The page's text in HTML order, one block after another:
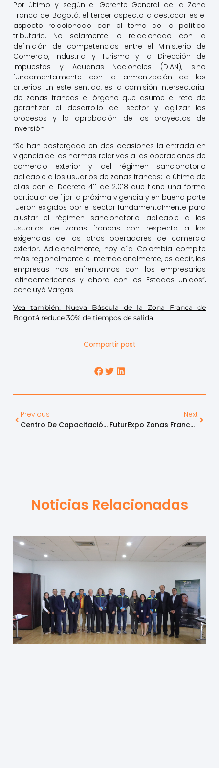
Por último y según el Gerente General de la Zona
Franca de Bogotá, el tercer aspecto a destacar es el
aspecto relacionado con el tema de la política
tributaria. No solamente lo relacionado con la
definición de competencias entre el Ministerio de
Comercio, Industria y Turismo y la Dirección de
Impuestos y Aduanas Nacionales (DIAN), sino
fundamentalmente con la armonización de los
criterios. En este sentido, es la comisión intersectorial
de zonas francas el órgano que asume el reto de
garantizar el desarrollo del sector y agilizar los
procesos y la aprobación de los proyectos de
inversión.
“Se han postergado en dos ocasiones la entrada en
vigencia de las normas relativas a las operaciones de
comercio exterior y del régimen sancionatorio
aplicable a los usuarios de zonas francas; la última de
ellas con el Decreto 411 de 2.018 que tiene una forma
particular de fijar la próxima vigencia y en buena parte
fueron exigidos por el sector fundamentalmente para
ajustar el régimen sancionatorio aplicable a los
usuarios de zonas francas con respecto a las
exigencias de los otros operadores de comercio
exterior. Adicionalmente, hoy día Colombia compite
más regionalmente e internacionalmente, es decir, las
empresas nos enfrentamos con los empresarios
latinoamericanos y ahora con los Estados Unidos”,
concluyó Vargas.
Vea también: Nueva Báscula de la Zona Franca de
Bogotá reduce 30% de tiempos de salida
Compartir post
Previous
Centro De Capacitación Y Desarrollo Empresarial ZFB Ayuda A Formar Más De 2.000 Personas
Next
FuturExpo Zonas Francas, Proyecto Líder En Promover La Exportación En Colombia
Noticias Relacionadas